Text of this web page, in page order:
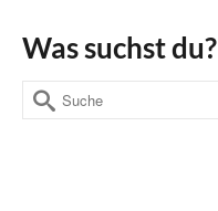
Was suchst du?
Suche
nach: